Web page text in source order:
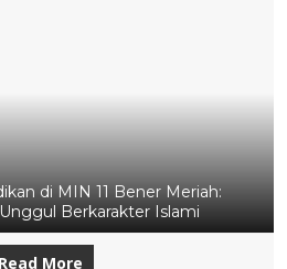
di MIN 11 Bener Meriah:
Berkarakter Islami
Read More